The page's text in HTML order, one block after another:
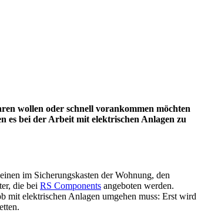
wollen oder schnell vorankommen möchten
es bei der Arbeit mit elektrischen Anlagen zu
im Sicherungskasten der Wohnung, den
die bei RS Components angeboten werden.
mit elektrischen Anlagen umgehen muss: Erst wird